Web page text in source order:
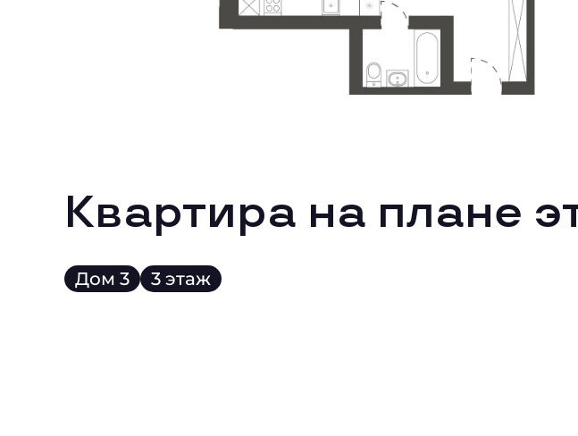
Квартира на плане
Дом 3 3 этаж